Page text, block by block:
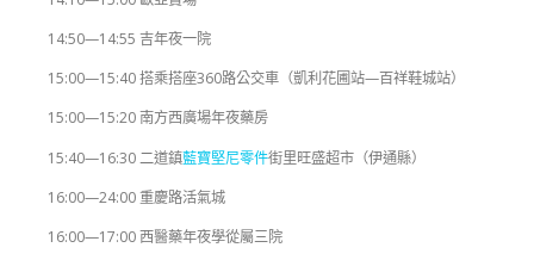
14:50—14:55 吉年夜一院
15:00—15:40 搭乘搭座360路公交車（凱利花圃站—百祥鞋城站）
15:00—15:20 南方西廣場年夜藥房
15:40—16:30 二道鎮藍寶堅尼零件街里旺盛超市（伊通縣）
16:00—24:00 重慶路活氣城
16:00—17:00 西醫藥年夜學從屬三院